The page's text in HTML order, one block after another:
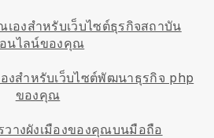
องสำหรับเว็บไซต์ธุรกิจสถาบัน
นไลน์ของคุณ
งสำหรับเว็บไซต์พัฒนาธุรกิจ php
ของคุณ
วางผังเมืองของคุณบนมือถือ